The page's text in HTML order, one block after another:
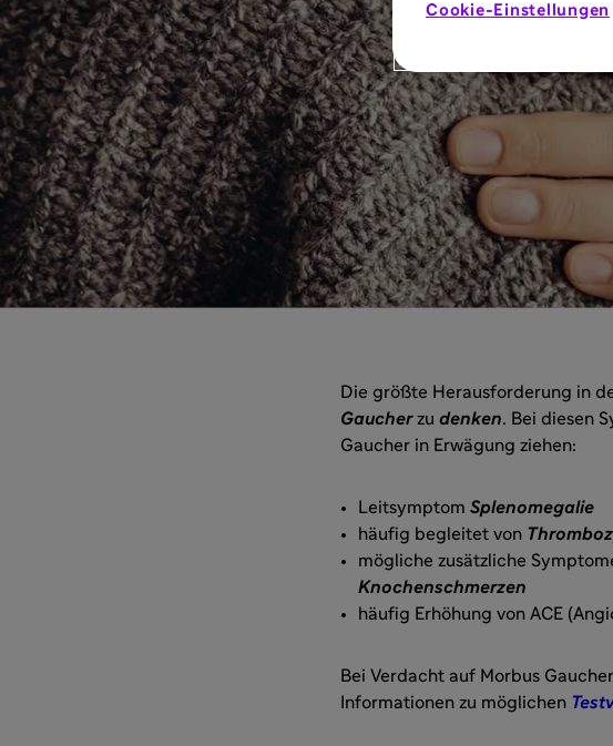
Die größte Herausforderung in
Gaucherzu denken. Bei diesen
Gaucher in Erwägung ziehen:
Leitsymptom Splenomegalie
häufig begleitet von
mögliche zusätzliche
Knochenschmerzen
häufig Erhöhung von ACE
Bei Verdacht auf Morbus
Informationen zu möglichen
Cookie-Einstellungen